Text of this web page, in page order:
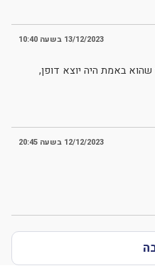
13/12/2023 בשעה 10:40
שהוא באמת היה יוצא דופן,
12/12/2023 בשעה 20:45